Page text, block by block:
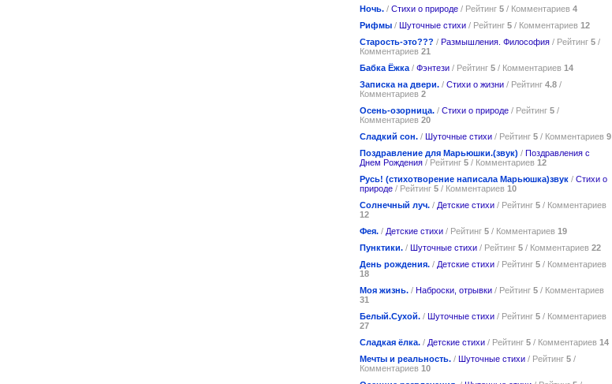
Ночь. / Стихи о природе / Рейтинг 5 / Комментариев 4
Рифмы / Шуточные стихи / Рейтинг 5 / Комментариев 12
Старость-это??? / Размышления. Философия / Рейтинг 5 /
Комментариев 21
Бабка Ёжка / Фэнтези / Рейтинг 5 / Комментариев 14
Записка на двери. / Стихи о жизни / Рейтинг 4.8 /
Комментариев 2
Осень-озорница. / Стихи о природе / Рейтинг 5 /
Комментариев 20
Сладкий сон. / Шуточные стихи / Рейтинг 5 / Комментариев 9
Поздравление для Марьюшки.(звук) / Поздравления с
Днем Рождения / Рейтинг 5 / Комментариев 12
Русь! (стихотворение написала Марьюшка)звук / Стихи о
природе / Рейтинг 5 / Комментариев 10
Солнечный луч. / Детские стихи / Рейтинг 5 / Комментариев
12
Фея. / Детские стихи / Рейтинг 5 / Комментариев 19
Пунктики. / Шуточные стихи / Рейтинг 5 / Комментариев 22
День рождения. / Детские стихи / Рейтинг 5 / Комментариев
18
Моя жизнь. / Наброски, отрывки / Рейтинг 5 / Комментариев
31
Белый.Сухой. / Шуточные стихи / Рейтинг 5 / Комментариев
27
Сладкая ёлка. / Детские стихи / Рейтинг 5 / Комментариев 14
Мечты и реальность. / Шуточные стихи / Рейтинг 5 /
Комментариев 10